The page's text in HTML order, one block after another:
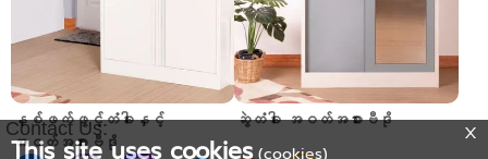
နှစ်ဖက်ဖွင့်တံခါးနှင့်
အဝတ်အစားဗီဒို
ဆွဲတံခါး အဝတ်အစားဗီဒို
Contact Us:
This site uses cookies (cookies)